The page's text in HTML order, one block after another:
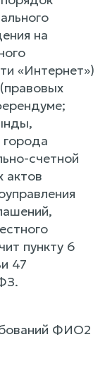
на
«Интернет»)
счетной
актов
пункту 6
47
ФИО2